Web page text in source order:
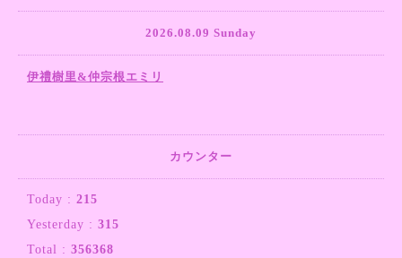
2026.08.09 Sunday
伊禮樹里&仲宗根エミリ
カウンター
Today : 215
Yesterday : 315
Total : 356368